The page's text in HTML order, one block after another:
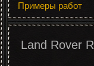
Примеры работ
Land Rover